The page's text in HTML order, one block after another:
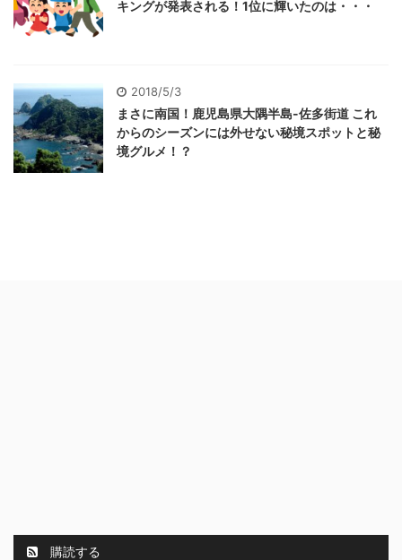
キングが発表される！1位に輝いたのは・・・
2018/5/3
まさに南国！鹿児島県大隅半島-佐多街道 これ
からのシーズンには外せない秘境スポットと秘
境グルメ！？
購読する